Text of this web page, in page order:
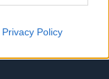
Privacy Policy